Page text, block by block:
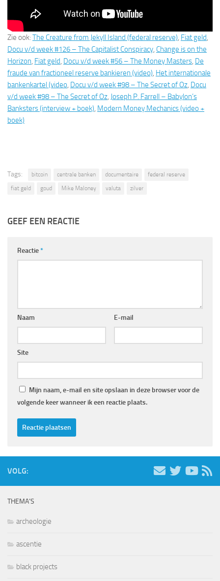
Zie ook: The Creature from Jekyll Island (federal reserve), Fiat geld,
Docu v/d week #126 – The Capitalist Conspiracy, Change is on the
Horizon, Fiat geld, Docu v/d week #56 – The Money Masters, De
fraude van fractioneel reserve bankieren (video), Het internationale
bankenkartel (video, Docu v/d week #98 – The Secret of Oz, Docu
v/d week #98 – The Secret of Oz, Joseph P. Farrell – Babylon’s
Banksters (interview + boek), Modern Money Mechanics (video +
boek)
Tags: bitcoin centrale banken documentaire
federal reserve
fiat geld
goud Mike Maloney valuta zilver
GEEF EEN REACTIE
Reactie*
Naam E-mail
Site
Mijn naam, e-mail en site opslaan in deze browser voor de
volgende keer wanneer ik een reactie plaats.
VOLG:
THEMA’S
archeologie
ascentie
black projects